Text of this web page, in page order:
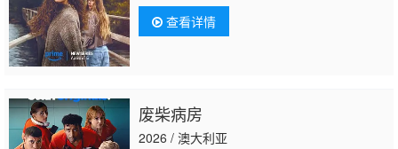
克·艾沃雷多 西德哈特·沙玛 丹尼尔·奎恩-托
伊 基恩·鲁法洛 Mabel·Strachan 雅各布·怀特
达克-拉
查看详情
废柴病房
2026 / 澳大利亚